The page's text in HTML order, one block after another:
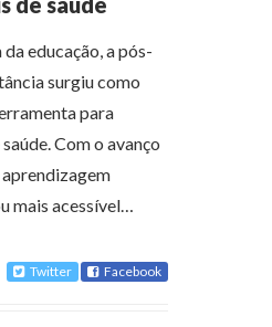
educação, a pós-
surgiu como
para
Com o avanço
mais acessível…
Twitter Facebook